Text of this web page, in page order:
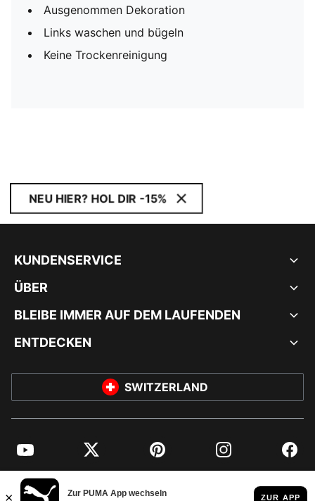
Ausgenommen Dekoration
Links waschen und bügeln
Keine Trockenreinigung
NEU HIER? HOL DIR -15%
KUNDENSERVICE
ÜBER
BLEIBE IMMER AUF DEM LAUFENDEN
ENTDECKEN
SWITZERLAND
YouTube Twitter Pinterest Instagram
© PUMA EUROPE GMBH, 2026. ALLE RECHTE VORBEHALTEN
IMPRESSUM UND RECHTLICHE HINWEISE